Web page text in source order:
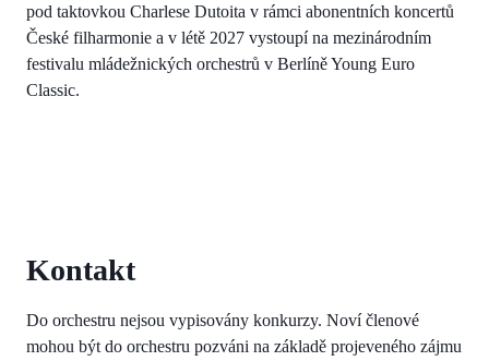
pod taktovkou Charlese Dutoita v rámci abonentních koncertů
České filharmonie a v létě 2027 vystoupí na mezinárodním
festivalu mládežnických orchestrů v Berlíně Young Euro
Classic.
Kontakt
Do orchestru nejsou vypisovány konkurzy. Noví členové
mohou být do orchestru pozváni na základě projeveného zájmu